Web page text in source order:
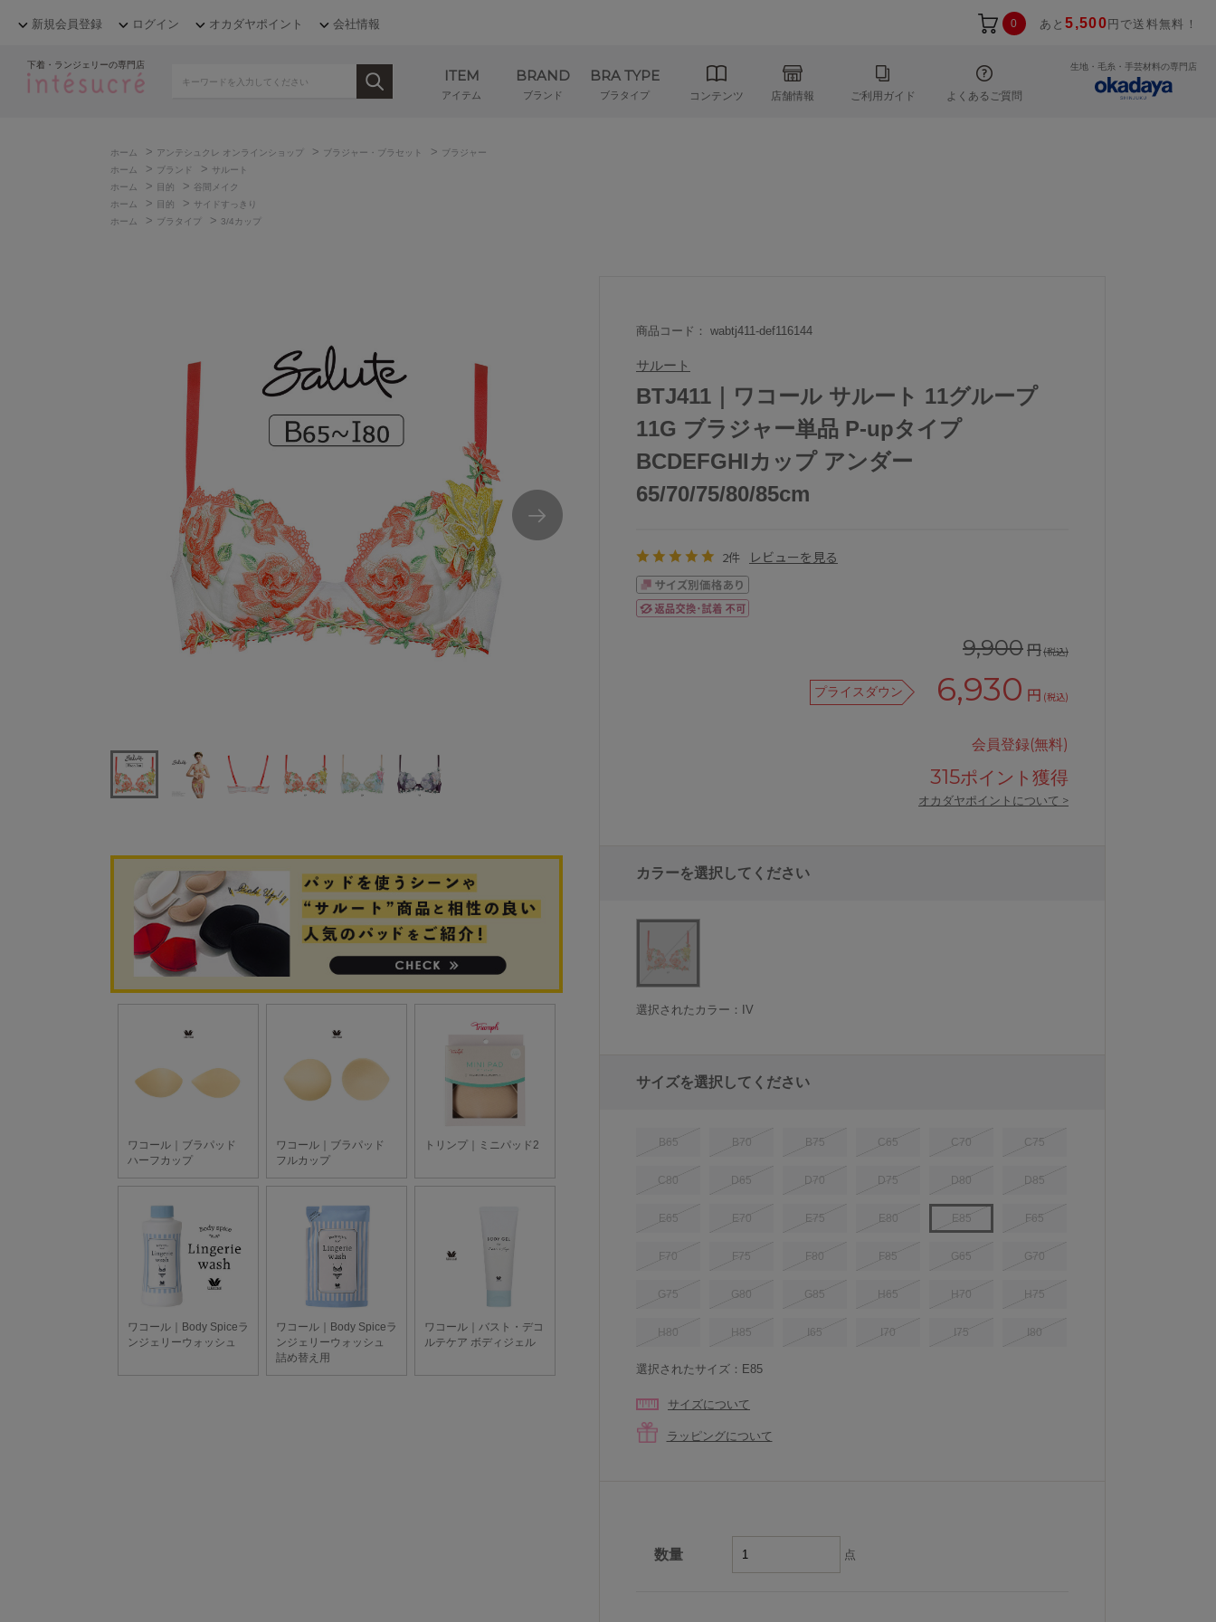
新規会員登録 ログイン オカダヤポイント 会社情報 0 あと5,500 円で送料無料！
下着・ランジェリーの専門店
ITEM
アイテム
BRAND
ブランド
BRA TYPE
ブラタイプ コンテンツ 店舗情報 ご利用ガイド よくあるご質問
生地・毛糸・手芸材料の専門店
ホーム > アンテシュクレ オンラインショップ > ブラジャー・ブラセット > ブラジャー
ホーム
> ブランド > サルート
ホーム
> 目的 > 谷間メイク
ホーム
> 目的 > サイドすっきり
ホーム
> ブラタイプ > 3/4カップ
商品コード： wabtj411-def116144
サルート
BTJ411｜ワコール サルート 11グループ
11G ブラジャー単品 P-upタイプ
BCDEFGHIカップ アンダー
65/70/75/80/85cm
2件 レビューを見る
9,900円(税込)
プライスダウン 6,930 円 (税込)
会員登録(無料)
315ポイント獲得
オカダヤポイントについて >
カラーを選択してください
選択されたカラー：IV
サイズを選択してください
B65 B70 B75 C65 C70 C75
C80 D65 D70 D75 D80 D85
E65 E70 E75 E80 E85 F65
F70 F75 F80 F85 G65 G70
G75 G80 G85 H65 H70 H75
H80 H85 I65 I70 I75 I80
選択されたサイズ：E85
サイズについて
ラッピングについて
数量 点